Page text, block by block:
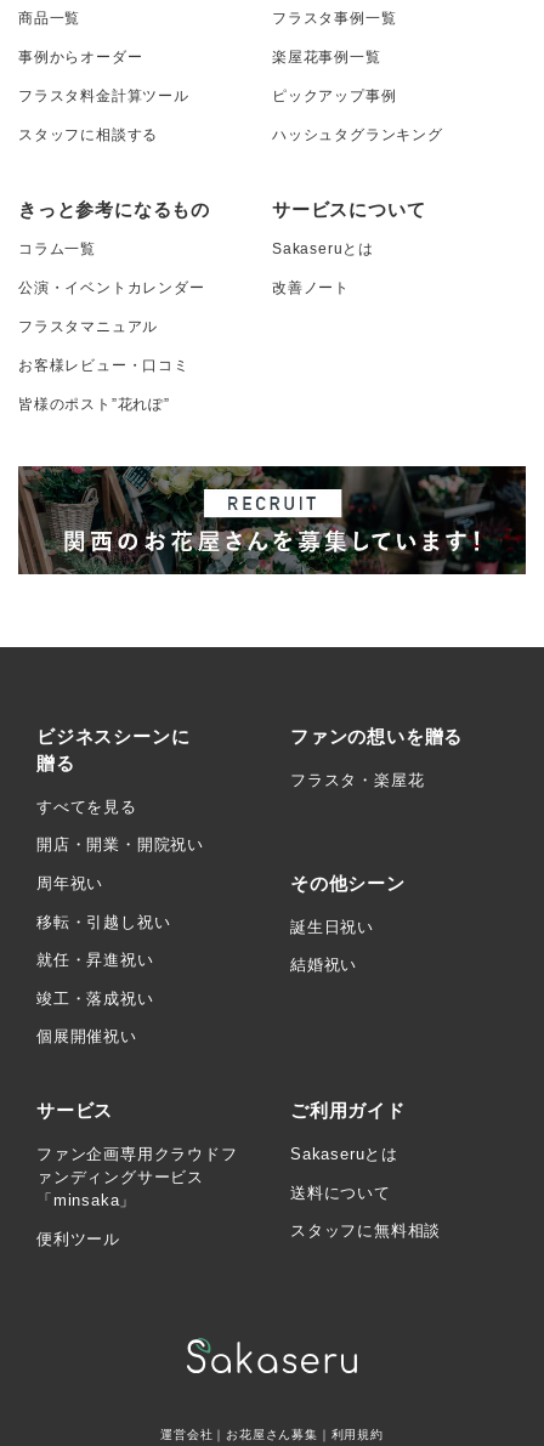
商品一覧
事例からオーダー
フラスタ料金計算ツール
スタッフに相談する
フラスタ事例一覧
楽屋花事例一覧
ピックアップ事例
ハッシュタグランキング
きっと参考になるもの
コラム一覧
公演・イベントカレンダー
フラスタマニュアル
お客様レビュー・口コミ
皆様のポスト”花れぽ”
サービスについて
Sakaseruとは
改善ノート
ビジネスシーンに
贈る
すべてを見る
開店・開業・開院祝い
周年祝い
移転・引越し祝い
就任・昇進祝い
竣工・落成祝い
個展開催祝い
ファンの想いを贈る
フラスタ・楽屋花
その他シーン
誕生日祝い
結婚祝い
サービス
ファン企画専用クラウドフ
ァンディングサービス
「minsaka」
便利ツール
ご利用ガイド
Sakaseruとは
送料について
スタッフに無料相談
運営会社 ｜ お花屋さん募集 ｜ 利用規約